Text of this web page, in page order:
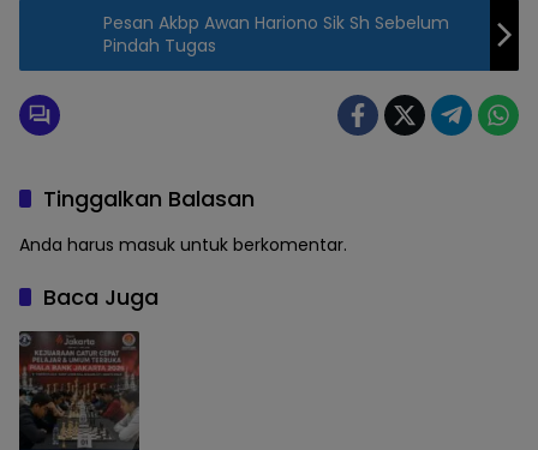
Pesan Akbp Awan Hariono Sik Sh Sebelum
Pindah Tugas
Tinggalkan Balasan
Anda harus masuk untuk berkomentar.
Baca Juga